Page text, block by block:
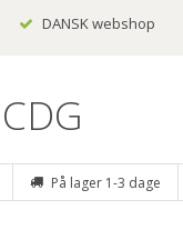
DANSK webshop
På lager 1-3 dage